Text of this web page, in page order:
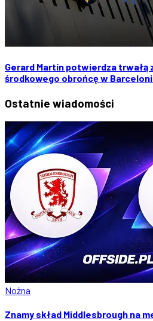
Gerard Martín potwierdza trwałą
środkowego obrońcę w
Ostatnie wiadomości
Nożna
Znamy skład Middlesbrough na